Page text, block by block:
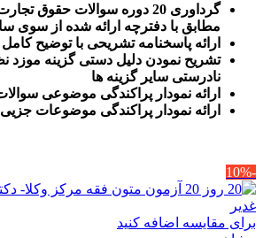
مطابق با دفترچه ارائه شده از سوی
ارائه پاسخنامه تشریحی با توضیح
تشریح نمودن دلیل دستی گزینه موزد
نادرستی سایر گزینه ها
ارائه نمودار پراکندگی موضوعی
رائه نمودار پراکندگی موضوعات جزیی
-10%
برای مقایسه اضافه کنید